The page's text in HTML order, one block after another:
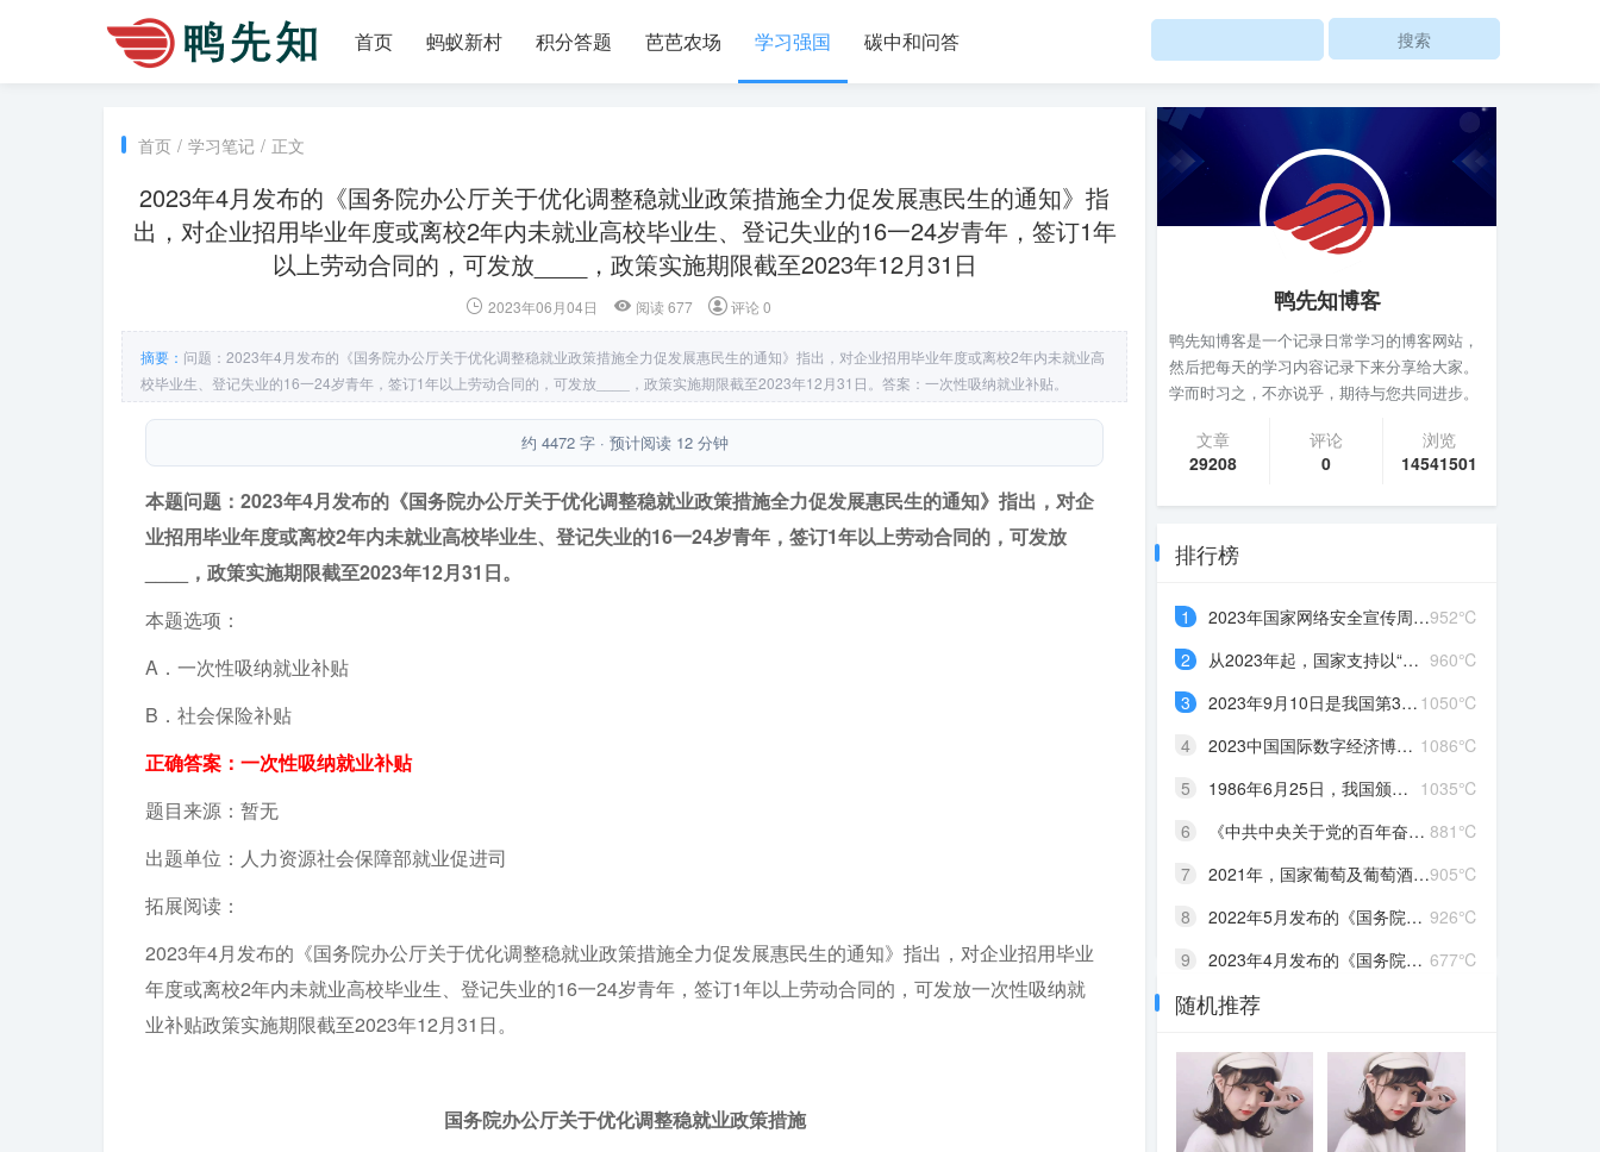
首页 蚂蚁新村 积分答题 芭芭农场 学习强国 碳中和问答 Search
首页 / 学习笔记 / 正文
2023年4月发布的《国务院办公厅关于优化调整稳就业政策措施全力促发展惠民生的通知》指
出，对企业招用毕业年度或离校2年内未就业高校毕业生、登记失业的16一24岁青年，签订1年
以上劳动合同的，可发放____，政策实施期限截至2023年12月31日
2023年06月04日 阅读 677 评论 0
摘要： 问题：2023年4月发布的《国务院办公厅关于优化调整稳就业政策措施全力促发展惠民生的通知》指出，对企业招用毕业年度或离校2年内未就业高
校毕业生、登记失业的16一24岁青年，签订1年以上劳动合同的，可发放____，政策实施期限截至2023年12月31日。答案：一次性吸纳就业补贴。
约 4472 字 · 预计阅读 12 分钟
本题问题：2023年4月发布的《国务院办公厅关于优化调整稳就业政策措施全力促发展惠民生的通知》指出，对企
业招用毕业年度或离校2年内未就业高校毕业生、登记失业的16一24岁青年，签订1年以上劳动合同的，可发放
____，政策实施期限截至2023年12月31日。
本题选项：
A．一次性吸纳就业补贴
B．社会保险补贴
正确答案：一次性吸纳就业补贴
题目来源：暂无
出题单位：人力资源社会保障部就业促进司
拓展阅读：
2023年4月发布的《国务院办公厅关于优化调整稳就业政策措施全力促发展惠民生的通知》指出，对企业招用毕业
年度或离校2年内未就业高校毕业生、登记失业的16一24岁青年，签订1年以上劳动合同的，可发放一次性吸纳就
业补贴政策实施期限截至2023年12月31日。
国务院办公厅关于优化调整稳就业政策措施
鸭先知博客
鸭先知博客是一个记录日常学习的博客网站，
然后把每天的学习内容记录下来分享给大家。
学而时习之，不亦说乎，期待与您共同进步。
文章
29208
评论
0
浏览
14541501
排行榜
952℃
1
2023年国家网络安全宣传周于9月11日至17日在全国范围内举办，主题是“____”
960℃
2
从2023年起，国家支持以“双一流”建设高校为代表的高水平高校选拔专业成绩优秀且乐教适教的学生作为“____”研究生，在强化学科专业课程学习的同时，系统学习不少于26学分的教师教育模块课程（含参加教育实践），通过该计划研究生培养吸引优秀人才从教，为中小学输送一批教育情怀深厚、专业素养卓越、教学基本功扎实的优秀教师
1050℃
3
2023年9月10日是我国第39个教师节，主题是：____
1086℃
4
2023中国国际数字经济博览会的主题是“____”
1035℃
5
1986年6月25日，我国颁布了第一部专门调整土地关系的大法，即《中华人民共和国土地管理法》。为了纪念这一天，我国决定将每年的6月25日确定为全国“土地日”。2023年全国“土地日”的主题是“____”
881℃
6
《中共中央关于党的百年奋斗重大成就和历史经验的决议》指出，党始终把解决好“三农”问题作为全党工作重中之重，实施乡村振兴战略，加快推进农业农村现代化，坚持藏粮于地、藏粮于技，实行最严格的____制度，推动种业科技自立自强、种源自主可控，确保把中国人的饭碗牢牢端在自己手中
905℃
7
2021年，国家葡萄及葡萄酒产业开放发展综合试验区、中国（宁夏）国际葡萄酒文化旅游博览会两个“国字号”平台落户宁夏。2022年召开的宁夏回族自治区第十三次党代会把____产业列为“六特”产业之首，是宁夏全力打造的又一个千亿级产业
926℃
8
2022年5月发布的《国务院办公厅关于进一步做好高校毕业生等青年就业创业工作的通知》指出，支持高校毕业生发挥专业所长从事灵活就业，对毕业年度和离校2年内未就业高校毕业生实现灵活就业的，按规定给予____
677℃
9
2023年4月发布的《国务院办公厅关于优化调整稳就业政策措施全力促发展惠民生的通知》指出，对企业招用毕业年度或离校2年内未就业高校毕业生、登记失业的16一24岁青年，签订1年以上劳动合同的，可发放____，政策实施期限截至2023年12月31日
10 2023年“壮族三月三·八桂嘉年华”于4月21日至5月22日在广西南宁举行，活动主题是“____”
随机推荐